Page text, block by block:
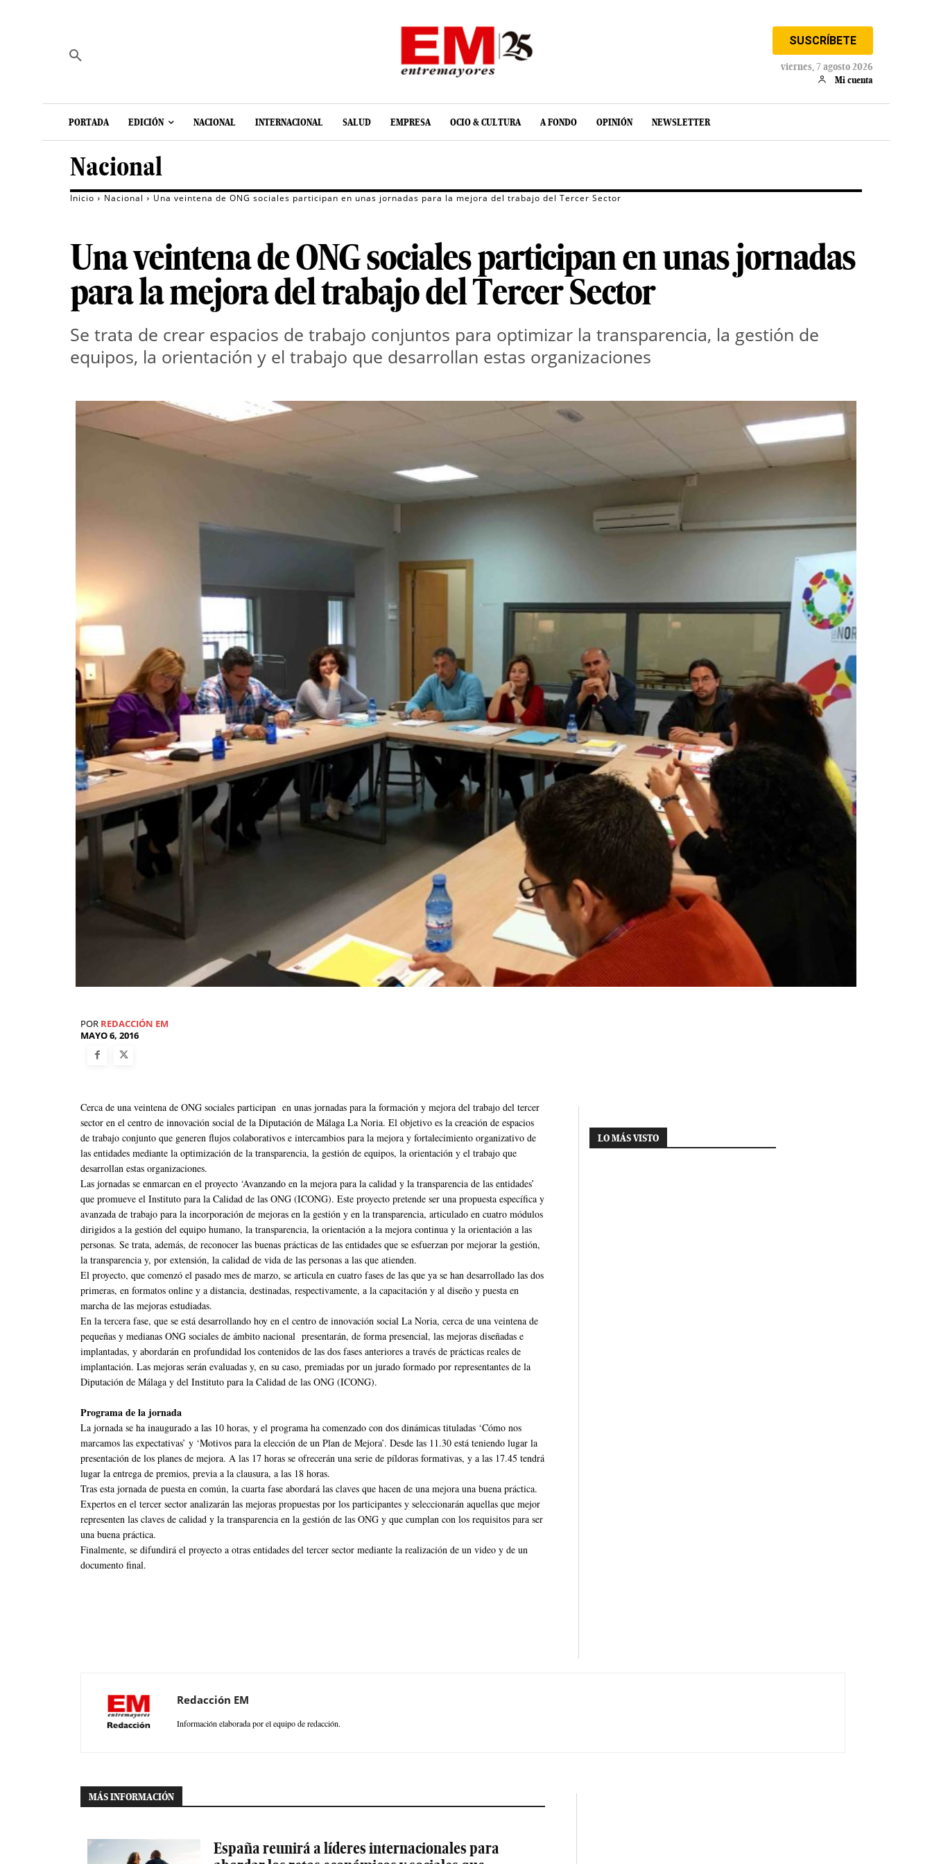
SUSCRÍBETE
viernes, 7 agosto 2026
Mi cuenta
PORTADA EDICIÓN NACIONAL INTERNACIONAL SALUD EMPRESA OCIO & CULTURA A FONDO OPINIÓN NEWSLETTER
Nacional
Inicio Nacional Una veintena de ONG sociales participan en unas jornadas para la mejora del trabajo del Tercer Sector
Una veintena de ONG sociales participan en unas jornadas
para la mejora del trabajo del Tercer Sector
Se trata de crear espacios de trabajo conjuntos para optimizar la transparencia, la gestión de
equipos, la orientación y el trabajo que desarrollan estas organizaciones
POR REDACCIÓN EM
MAYO 6, 2016
Cerca de una veintena de ONG sociales participan en unas jornadas para la formación y mejora del trabajo del tercer
sector en el centro de innovación social de la Diputación de Málaga La Noria. El objetivo es la creación de espacios
de trabajo conjunto que generen flujos colaborativos e intercambios para la mejora y fortalecimiento organizativo de
las entidades mediante la optimización de la transparencia, la gestión de equipos, la orientación y el trabajo que
desarrollan estas organizaciones.
Las jornadas se enmarcan en el proyecto ‘Avanzando en la mejora para la calidad y la transparencia de las entidades’
que promueve el Instituto para la Calidad de las ONG (ICONG). Este proyecto pretende ser una propuesta específica y
avanzada de trabajo para la incorporación de mejoras en la gestión y en la transparencia, articulado en cuatro módulos
dirigidos a la gestión del equipo humano, la transparencia, la orientación a la mejora continua y la orientación a las
personas. Se trata, además, de reconocer las buenas prácticas de las entidades que se esfuerzan por mejorar la gestión,
la transparencia y, por extensión, la calidad de vida de las personas a las que atienden.
El proyecto, que comenzó el pasado mes de marzo, se articula en cuatro fases de las que ya se han desarrollado las dos
primeras, en formatos online y a distancia, destinadas, respectivamente, a la capacitación y al diseño y puesta en
marcha de las mejoras estudiadas.
En la tercera fase, que se está desarrollando hoy en el centro de innovación social La Noria, cerca de una veintena de
pequeñas y medianas ONG sociales de ámbito nacional presentarán, de forma presencial, las mejoras diseñadas e
implantadas, y abordarán en profundidad los contenidos de las dos fases anteriores a través de prácticas reales de
implantación. Las mejoras serán evaluadas y, en su caso, premiadas por un jurado formado por representantes de la
Diputación de Málaga y del Instituto para la Calidad de las ONG (ICONG).
Programa de la jornada
La jornada se ha inaugurado a las 10 horas, y el programa ha comenzado con dos dinámicas tituladas ‘Cómo nos
marcamos las expectativas’ y ‘Motivos para la elección de un Plan de Mejora’. Desde las 11.30 está teniendo lugar la
presentación de los planes de mejora. A las 17 horas se ofrecerán una serie de píldoras formativas, y a las 17.45 tendrá
lugar la entrega de premios, previa a la clausura, a las 18 horas.
Tras esta jornada de puesta en común, la cuarta fase abordará las claves que hacen de una mejora una buena práctica.
Expertos en el tercer sector analizarán las mejoras propuestas por los participantes y seleccionarán aquellas que mejor
representen las claves de calidad y la transparencia en la gestión de las ONG y que cumplan con los requisitos para ser
una buena práctica.
Finalmente, se difundirá el proyecto a otras entidades del tercer sector mediante la realización de un video y de un
documento final.
LO MÁS VISTO
Redacción EM
Información elaborada por el equipo de redacción.
MÁS INFORMACIÓN
España reunirá a líderes internacionales para